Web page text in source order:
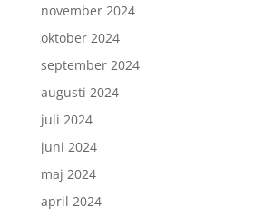
november 2024
oktober 2024
september 2024
augusti 2024
juli 2024
juni 2024
maj 2024
april 2024